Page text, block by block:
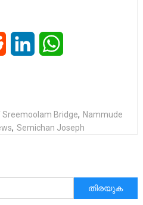
Reddit LinkedIn
Bridge, Nammude
, Semichan Joseph
അനേഷിക്കുക